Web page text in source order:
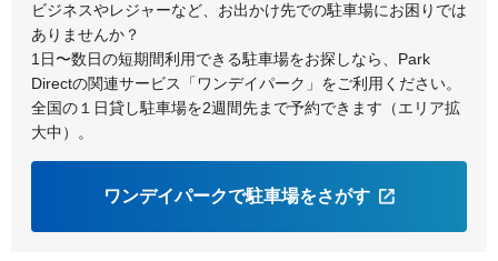
ビジネスやレジャーなど、お出かけ先での駐車場にお困りでは
ありませんか？
1日〜数日の短期間利用できる駐車場をお探しなら、Park
Directの関連サービス「ワンデイパーク」をご利用ください。
全国の１日貸し駐車場を2週間先まで予約できます（エリア拡
大中）。
ワンデイパークで駐車場をさがす